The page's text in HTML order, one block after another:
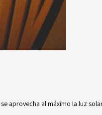
aprovecha al máximo la luz